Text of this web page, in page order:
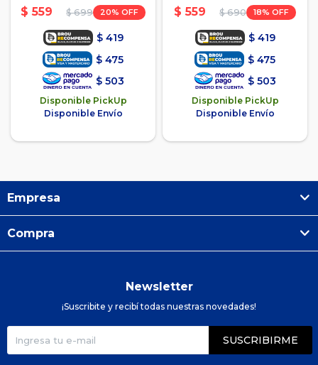
$ 559 $ 699 20
$ 419
$ 475
$ 503
Disponible PickUp
Disponible Envío
Resistencia
$ 559 $ 690 18
$ 419
$ 475
$ 503
Disponible PickUp
Disponible Envío
Empresa
Compra
Newsletter
¡Suscribite y recibí todas nuestras novedades!
SUSCRIBIRME